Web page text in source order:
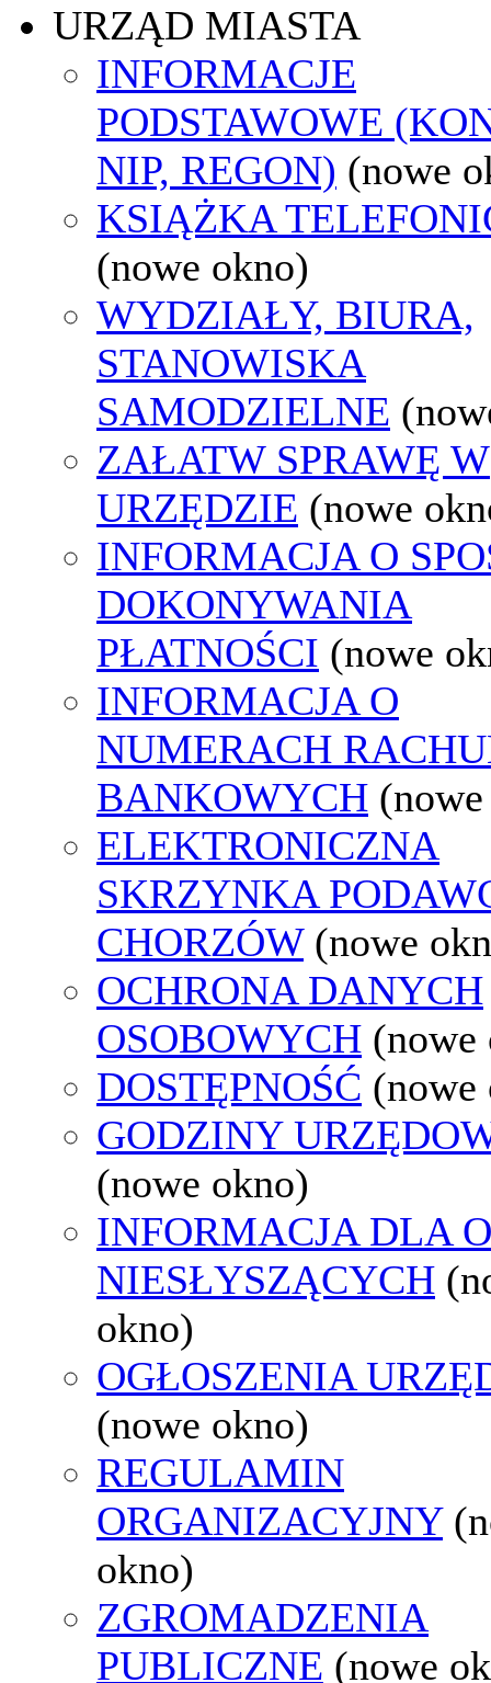
URZĄD MIASTA
INFORMACJE
PODSTAWOWE
NIP, REGON) (nowe
KSIĄŻKA
(nowe okno)
WYDZIAŁY, BIURA,
STANOWISKA
SAMODZIELNE
ZAŁATW SPRAWĘ W
URZĘDZIE (nowe
INFORMACJA O
DOKONYWANIA
PŁATNOŚCI (nowe
INFORMACJA O
NUMERACH
BANKOWYCH
ELEKTRONICZNA
SKRZYNKA
CHORZÓW (nowe
OCHRONA DANYCH
OSOBOWYCH (nowe
DOSTĘPNOŚĆ (nowe
GODZINY
(nowe okno)
INFORMACJA DLA
NIESŁYSZĄCYCH
okno)
OGŁOSZENIA
(nowe okno)
REGULAMIN
ORGANIZACYJNY
okno)
ZGROMADZENIA
PUBLICZNE (nowe